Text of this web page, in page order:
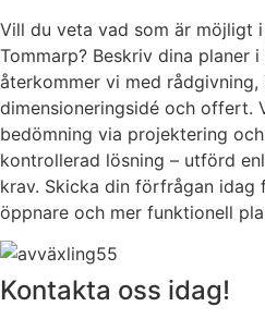
Vill du veta vad som är möjligt
Tommarp? Beskriv dina planer
återkommer vi med rådgivning,
dimensioneringsidé och offert.
bedömning via projektering
kontrollerad lösning – utförd
krav. Skicka din förfrågan idag
öppnare och mer funktionell
Kontakta oss idag!